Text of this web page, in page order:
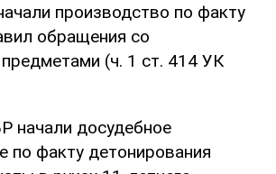
производство по факту
обращения со
(ч. 1 ст. 414 УК
начали досудебное
по факту детонирования